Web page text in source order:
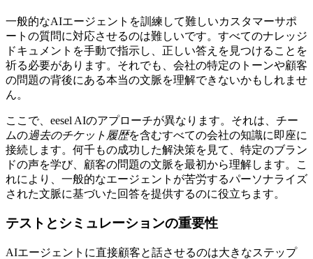
一般的なAIエージェントを訓練して難しいカスタマーサポ
ートの質問に対応させるのは難しいです。すべてのナレッジ
ドキュメントを手動で指示し、正しい答えを見つけることを
祈る必要があります。それでも、会社の特定のトーンや顧客
の問題の背後にある本当の文脈を理解できないかもしれませ
ん。
ここで、eesel AIのアプローチが異なります。それは、チー
ムの過去のチケット履歴を含むすべての会社の知識に即座に
接続します。何千もの成功した解決策を見て、特定のブラン
ドの声を学び、顧客の問題の文脈を最初から理解します。こ
れにより、一般的なエージェントが苦労するパーソナライズ
された文脈に基づいた回答を提供するのに役立ちます。
テストとシミュレーションの重要性
AIエージェントに直接顧客と話させるのは大きなステップ